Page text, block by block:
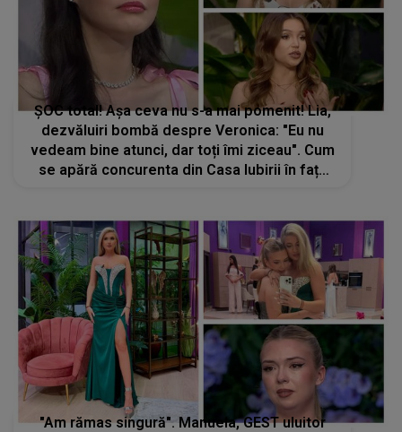
ȘOC total! Așa ceva nu s-a mai pomenit! Lia,
dezvăluiri bombă despre Veronica: "Eu nu
vedeam bine atunci, dar toți îmi ziceau". Cum
se apără concurenta din Casa Iubirii în fața
"Am rămas singură". Manuela, GEST uluitor